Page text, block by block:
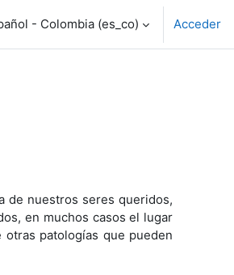
- Colombia ‎(es_co)‎ Acceder
de nuestros seres queridos,
en muchos casos el lugar
patologías que pueden